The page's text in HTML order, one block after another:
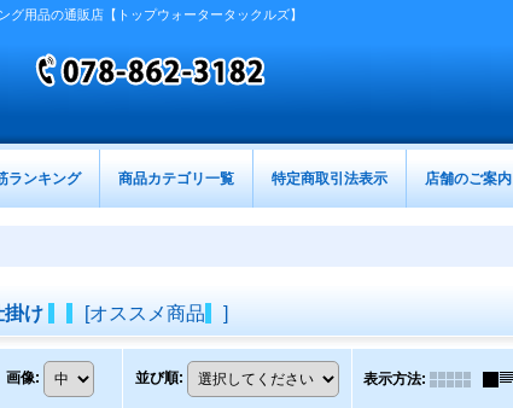
用品の通販店【トップウォータータックルズ】
ランキング 商品カテゴリ一覧 特定商取引法表示 店舗のご案内
掛け [オススメ商品 ]
画像: 並び順: 表示方法: